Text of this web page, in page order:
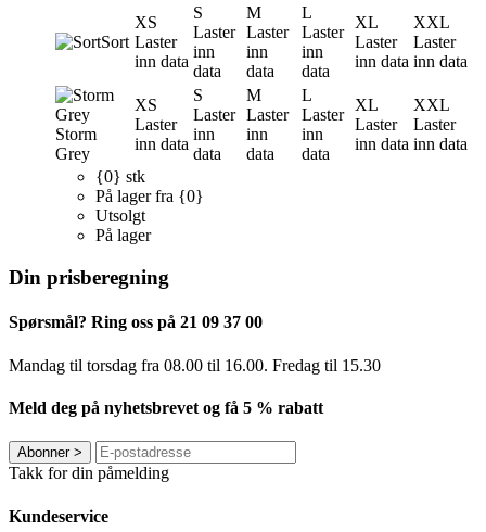
Sort
XS
Laster
inn data
S
Laster
inn
data
M
Laster
inn
data
L
Laster
inn
data
XL
Laster
inn data
XXL
Laster
inn data
Storm
Grey
XS
Laster
inn data
S
Laster
inn
data
M
Laster
inn
data
L
Laster
inn
data
XL
Laster
inn data
XXL
Laster
inn data
{0} stk
På lager fra {0}
Utsolgt
På lager
Din prisberegning
Spørsmål? Ring oss på 21 09 37 00
Mandag til torsdag ​​fra 08.00 til 16.00. Fredag til 15.30
Meld deg på nyhetsbrevet og få 5 % rabatt
Abonner>
Takk for din påmelding
Kundeservice